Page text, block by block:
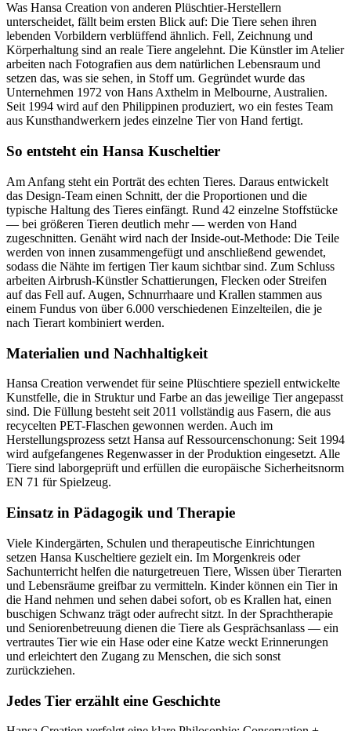
Was Hansa Creation von anderen Plüschtier-Herstellern
unterscheidet, fällt beim ersten Blick auf: Die Tiere sehen ihren
lebenden Vorbildern verblüffend ähnlich. Fell, Zeichnung und
Körperhaltung sind an reale Tiere angelehnt. Die Künstler im Atelier
arbeiten nach Fotografien aus dem natürlichen Lebensraum und
setzen das, was sie sehen, in Stoff um. Gegründet wurde das
Unternehmen 1972 von Hans Axthelm in Melbourne, Australien.
Seit 1994 wird auf den Philippinen produziert, wo ein festes Team
aus Kunsthandwerkern jedes einzelne Tier von Hand fertigt.
So entsteht ein Hansa Kuscheltier
Am Anfang steht ein Porträt des echten Tieres. Daraus entwickelt
das Design-Team einen Schnitt, der die Proportionen und die
typische Haltung des Tieres einfängt. Rund 42 einzelne Stoffstücke
— bei größeren Tieren deutlich mehr — werden von Hand
zugeschnitten. Genäht wird nach der Inside-out-Methode: Die Teile
werden von innen zusammengefügt und anschließend gewendet,
sodass die Nähte im fertigen Tier kaum sichtbar sind. Zum Schluss
arbeiten Airbrush-Künstler Schattierungen, Flecken oder Streifen
auf das Fell auf. Augen, Schnurrhaare und Krallen stammen aus
einem Fundus von über 6.000 verschiedenen Einzelteilen, die je
nach Tierart kombiniert werden.
Materialien und Nachhaltigkeit
Hansa Creation verwendet für seine Plüschtiere speziell entwickelte
Kunstfelle, die in Struktur und Farbe an das jeweilige Tier angepasst
sind. Die Füllung besteht seit 2011 vollständig aus Fasern, die aus
recycelten PET-Flaschen gewonnen werden. Auch im
Herstellungsprozess setzt Hansa auf Ressourcenschonung: Seit 1994
wird aufgefangenes Regenwasser in der Produktion eingesetzt. Alle
Tiere sind laborgeprüft und erfüllen die europäische Sicherheitsnorm
EN 71 für Spielzeug.
Einsatz in Pädagogik und Therapie
Viele Kindergärten, Schulen und therapeutische Einrichtungen
setzen Hansa Kuscheltiere gezielt ein. Im Morgenkreis oder
Sachunterricht helfen die naturgetreuen Tiere, Wissen über Tierarten
und Lebensräume greifbar zu vermitteln. Kinder können ein Tier in
die Hand nehmen und sehen dabei sofort, ob es Krallen hat, einen
buschigen Schwanz trägt oder aufrecht sitzt. In der Sprachtherapie
und Seniorenbetreuung dienen die Tiere als Gesprächsanlass — ein
vertrautes Tier wie ein Hase oder eine Katze weckt Erinnerungen
und erleichtert den Zugang zu Menschen, die sich sonst
zurückziehen.
Jedes Tier erzählt eine Geschichte